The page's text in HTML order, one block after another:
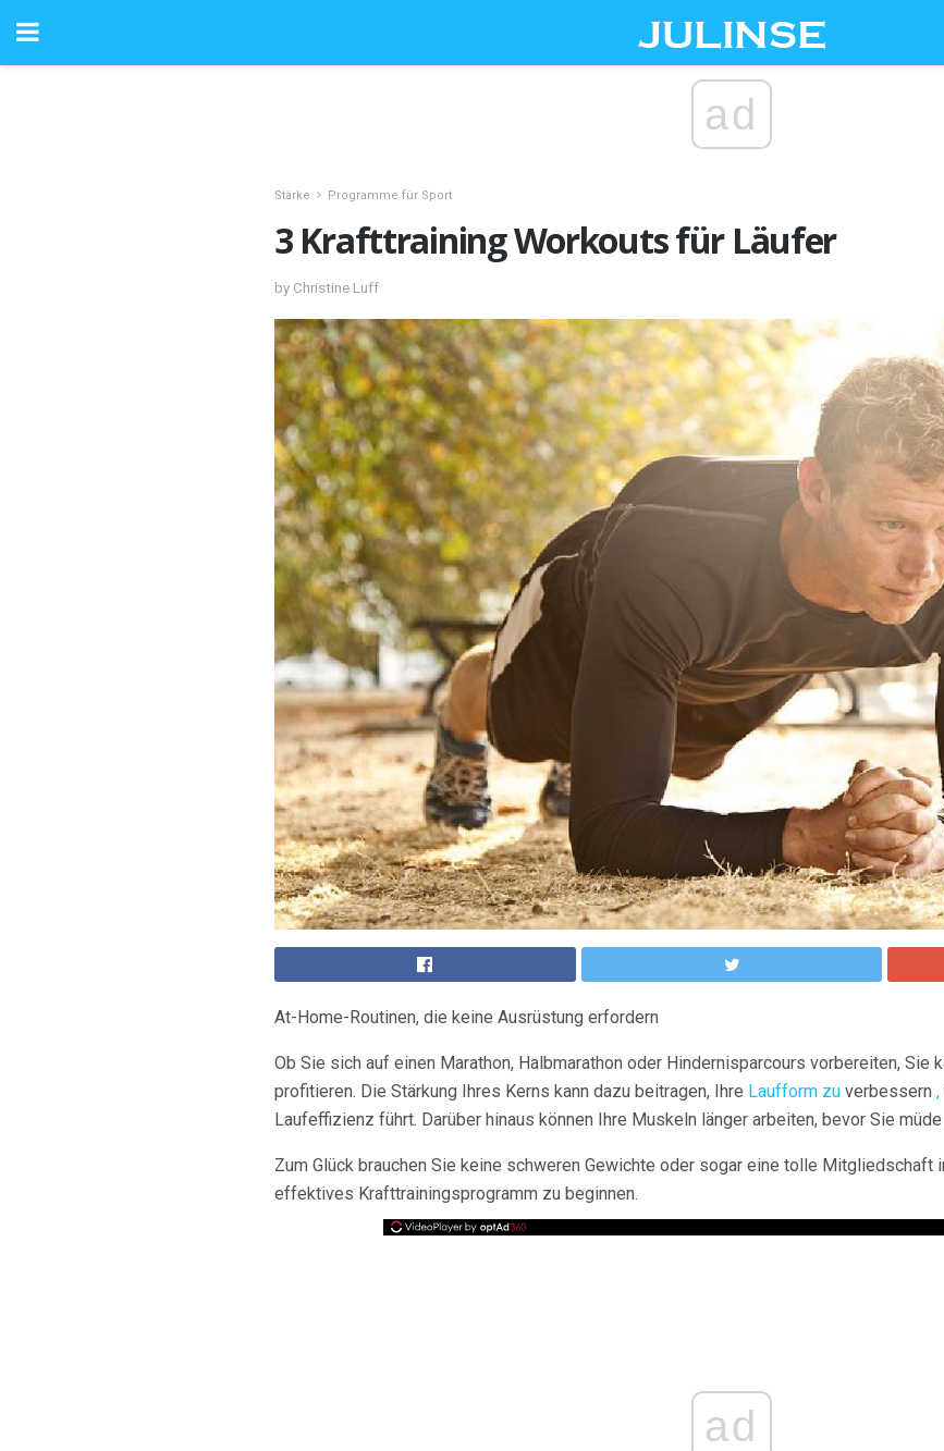
ad
Stärke Programme für Sport
3 Krafttraining Workouts für Läufer
by Christine Luff
At-Home-Routinen, die keine Ausrüstung erfordern
Ob Sie sich auf einen Marathon, Halbmarathon oder Hindernisparcours vorbereiten, Sie
profitieren. Die Stärkung Ihres Kerns kann dazu beitragen, Ihre Laufform zu verbessern ,
Laufeffizienz führt. Darüber hinaus können Ihre Muskeln länger arbeiten, bevor Sie
Zum Glück brauchen Sie keine schweren Gewichte oder sogar eine tolle Mitgliedschaft
effektives Krafttrainingsprogramm zu beginnen.
ad